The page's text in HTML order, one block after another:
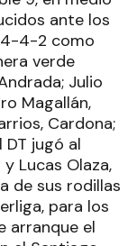
ante los
4-4-2 como
verde
Julio
Magallán,
Cardona;
DT jugó al
Lucas Olaza,
de sus rodillas
para los
arranque el